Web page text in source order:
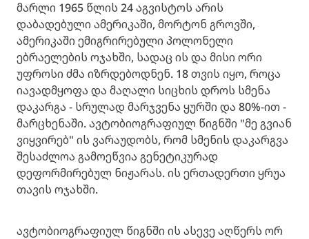
მარლი 1965 წლის 24 აგვისტოს არის
დაბადებული ამერიკაში, მორტონ გროვში,
ამერიკაში ემიგრირებული პოლონელი
ებრაელების ოჯახში, სადაც ის და მისი ორი
უფროსი ძმა იზრდებოდნენ. 18 თვის იყო, როცა
იავადმყოფა და მაღალი სიცხის დროს სმენა
დაკარგა - სრულად მარჯვენა ყურში და 80%-ით -
მარცხენაში. ავტობიოგრაფიულ წიგნში "მე გვიან
ვიყვირებ" ის ვარაუდობს, რომ სმენის დაკარგვა
შესაძლოა გამოეწვია გენეტიკურად
დეფორმირებულ ნიჟარას. ის ერთადერთი ყრუა
თავის ოჯახში.
ავტობიოგრაფიულ წიგნში ის ასევე აღწერს ორ